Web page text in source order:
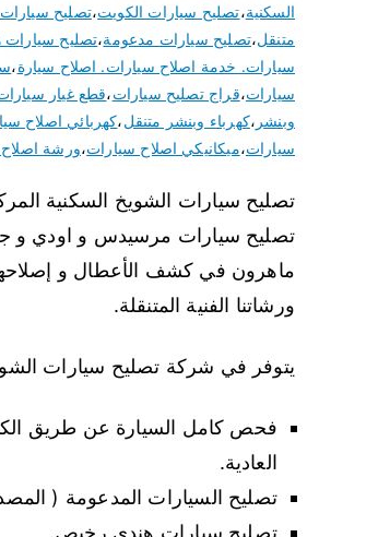
السكنية،تصليح سيارات الكويت،تصليح
متنقل،تصليح سيارات مدعومة،تصليح سيارات
سيارات. خدمة اصلاح سيارات. اصلاح سيارة،
سيارات،قراج تصليح سيارات،قطع غيار
وبنشر ،كهرباء وبنشر متنقل،كهربائي اصلاح
سيارات،ميكانيكي اصلاح سيارات،ورشة
تصليح سيارات الشويخ السكنية
تصليح سيارات مرسيدس و اودي و
ماهرون في كشف الأعطال و
ورشاتنا الفنية المتنقلة.
يتوفر في شركة تصليح سيارات
فحص كامل السيارة عن طريق
العادية.
تصليح السيارات المدعومة (
تصليح سيارات هندي رخيص.